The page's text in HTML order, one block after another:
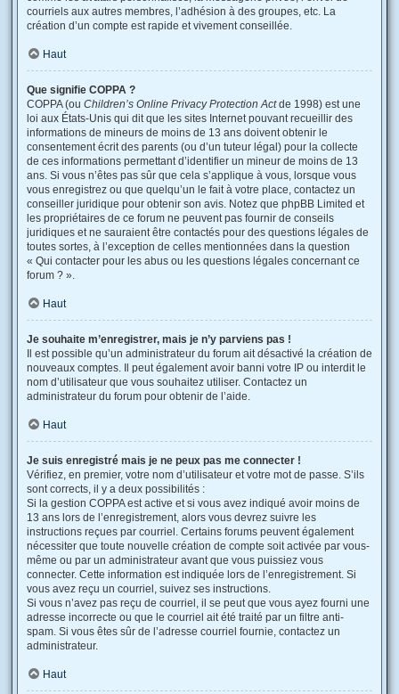
courriels aux autres membres, l’adhésion à des groupes, etc. La
création d’un compte est rapide et vivement conseillée.
Haut
Que signifie COPPA ?
COPPA (ou Children’s Online Privacy Protection Actde 1998) est une
loi aux États-Unis qui dit que les sites Internet pouvant recueillir des
informations de mineurs de moins de 13 ans doivent obtenir le
consentement écrit des parents (ou d’un tuteur légal) pour la collecte
de ces informations permettant d’identifier un mineur de moins de 13
ans. Si vous n’êtes pas sûr que cela s’applique à vous, lorsque vous
vous enregistrez ou que quelqu’un le fait à votre place, contactez un
conseiller juridique pour obtenir son avis. Notez que phpBB Limited et
les propriétaires de ce forum ne peuvent pas fournir de conseils
juridiques et ne sauraient être contactés pour des questions légales de
toutes sortes, à l’exception de celles mentionnées dans la question
« Qui contacter pour les abus ou les questions légales concernant ce
forum ? ».
Haut
Je souhaite m’enregistrer, mais je n’y parviens pas !
Il est possible qu’un administrateur du forum ait désactivé la création de
nouveaux comptes. Il peut également avoir banni votre IP ou interdit le
nom d’utilisateur que vous souhaitez utiliser. Contactez un
administrateur du forum pour obtenir de l’aide.
Haut
Je suis enregistré mais je ne peux pas me connecter !
Vérifiez, en premier, votre nom d’utilisateur et votre mot de passe. S’ils
sont corrects, il y a deux possibilités :
Si la gestion COPPA est active et si vous avez indiqué avoir moins de
13 ans lors de l’enregistrement, alors vous devrez suivre les
instructions reçues par courriel. Certains forums peuvent également
nécessiter que toute nouvelle création de compte soit activée par vous-
même ou par un administrateur avant que vous puissiez vous
connecter. Cette information est indiquée lors de l’enregistrement. Si
vous avez reçu un courriel, suivez ses instructions.
Si vous n’avez pas reçu de courriel, il se peut que vous ayez fourni une
adresse incorrecte ou que le courriel ait été traité par un filtre anti-
spam. Si vous êtes sûr de l’adresse courriel fournie, contactez un
administrateur.
Haut